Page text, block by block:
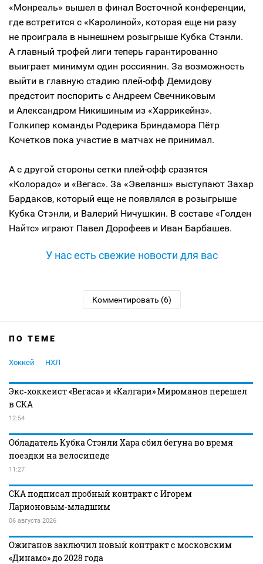
«Монреаль» вышел в финал Восточной конференции,
где встретится с «Каролиной», которая еще ни разу
не проиграла в нынешнем розыгрыше Кубка Стэнли.
А главный трофей лиги теперь гарантированно
выиграет минимум один россиянин. За возможность
выйти в главную стадию плей-офф Демидову
предстоит поспорить с Андреем Свечниковым
и Александром Никишиным из «Харрикейнз».
Голкипер команды Родерика Бриндамора Пётр
Кочетков пока участие в матчах не принимал.
А с другой стороны сетки плей-офф сразятся
«Колорадо» и «Вегас». За «Эвеланш» выступают Захар
Бардаков, который еще не появлялся в розыгрыше
Кубка Стэнли, и Валерий Ничушкин. В составе «Голден
Найтс» играют Павел Дорофеев и Иван Барбашев.
У нас есть свежие новости для вас
Комментировать (6)
ПО ТЕМЕ
Хоккей НХЛ
Экс‑хоккеист «Вегаса» и «Калгари» Мироманов перешел
в СКА
12:54
Обладатель Кубка Стэнли Хара сбил бегуна во время
поездки на велосипеде
11:27
СКА подписал пробный контракт с Игорем
Ларионовым‑младшим
06 августа 2026
Ожиганов заключил новый контракт с московским
«Динамо» до 2028 года